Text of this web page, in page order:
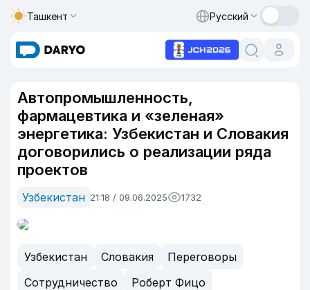
Ташкент Русский
Автопромышленность,
фармацевтика и «зеленая»
энергетика: Узбекистан и Словакия
договорились о реализации ряда
проектов
Узбекистан 21:18 / 09.06.2025 1732
Узбекистан Словакия
Переговоры
Сотрудничество
Роберт Фицо